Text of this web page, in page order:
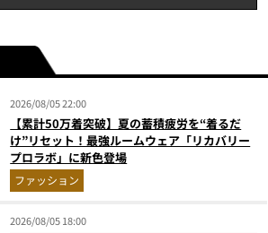
2026/08/05 22:00
【累計50万着突破】夏の蓄積疲労を“着るだ
け”リセット！最強ルームウェア「リカバリー
プロラボ」に新色登場
ファッション
2026/08/05 18:00